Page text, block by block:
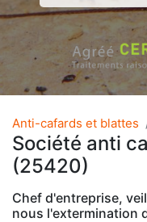
Anti-cafards et blattes
Société anti
(25420)
Chef d'entreprise,
nous l'extermination